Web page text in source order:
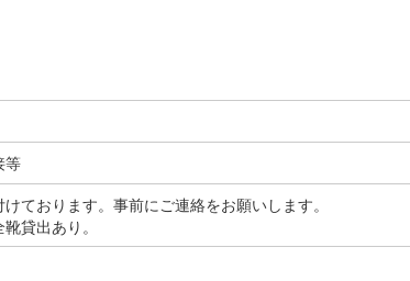
等
ております。事前にご連絡をお願いします。
貸出あり。